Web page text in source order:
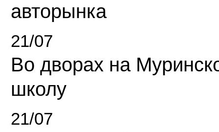
авторынка
21/07
Во дворах на
школу
21/07